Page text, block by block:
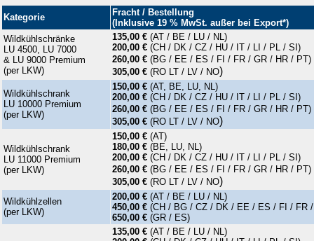
Kategorie
Fracht / Bestellung
(Inklusive 19 % MwSt. außer bei Export*)
Wildkühlschränke
LU 4500, LU 7000
& LU 9000 Premium
(per LKW)
135,00 € (AT / BE / LU / NL)
200,00 € (CH / DK / CZ / HU / IT / LI / PL / SI)
260,00 € (BG / EE / ES / FI / FR / GR / HR / PT)
305,00 € (RO LT / LV / NO)
Wildkühlschrank
LU 10000 Premium
(per LKW)
150,00 € (AT, BE, LU, NL)
200,00 € (CH / DK / CZ / HU / IT / LI / PL / SI)
260,00 € (BG / EE / ES / FI / FR / GR / HR / PT)
305,00 € (RO LT / LV / NO)
Wildkühlschrank
LU 11000 Premium
(per LKW)
150,00 € (AT)
180,00 € (BE, LU, NL)
200,00 € (CH / DK / CZ / HU / IT / LI / PL / SI)
260,00 € (BG / EE / ES / FI / FR / GR / HR / PT)
305,00 € (RO LT / LV / NO)
Wildkühlzellen
(per LKW)
200,00 € (AT / BE / LU / NL)
450,00 € (CH / BG / CZ / DK / EE / ES / FI / FR
650,00 € (GR / ES)
135,00 € (AT / BE / LU / NL)